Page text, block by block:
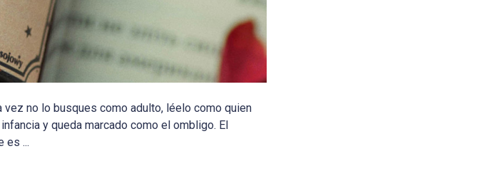
no lo busques como adulto, léelo como quien
y queda marcado como el ombligo. El
es ...